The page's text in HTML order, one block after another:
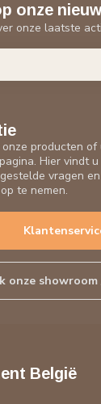
producten of
Hier vindt
vragen
te nemen.
onze showroom
onze
onze laatste
België